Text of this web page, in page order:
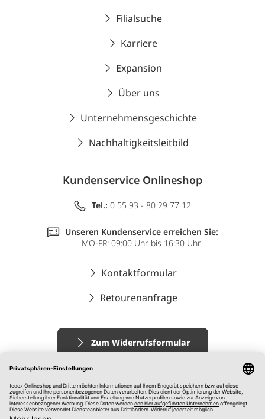
Filialsuche
Karriere
Expansion
Über uns
Unternehmensgeschichte
Nachhaltigkeitsleitbild
Kundenservice Onlineshop
Tel.: 0 55 93 - 80 29 77 12
Unseren Kundenservice erreichen Sie:
MO-FR: 09:00 Uhr bis 16:30 Uhr
Kontaktformular
Retourenanfrage
Zum Widerrufsformular
Impressum
AGB